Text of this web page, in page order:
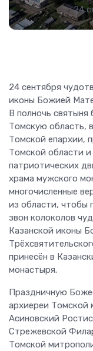
24
24 сентября
иконы Божией
В полночь святыня
Томскую область,
Томской епархии,
Томской области
патриотических
храма мужского
многочисленные
из области, чтобы
звон колоколов
Казанской иконы
принесён в
монастыря.
Праздничную
архиереи Томской
Асиновский
Стрежевской
Томской